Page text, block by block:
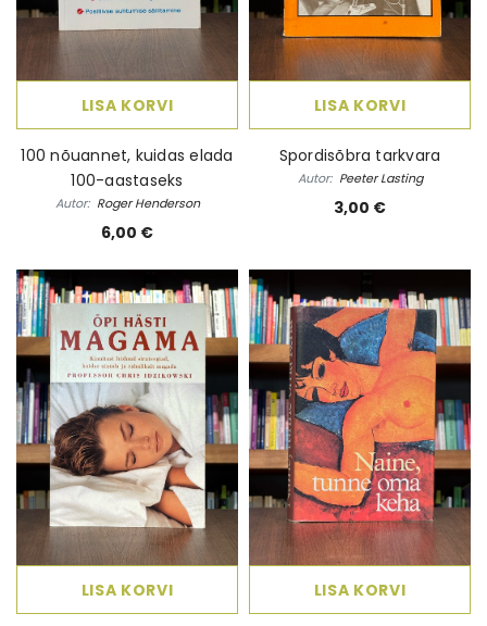
LISA KORVI
100 nõuannet, kuidas elada
100-aastaseks
Autor: Roger Henderson
6,00 €
LISA KORVI
Spordisõbra tarkvara
Autor: Peeter Lasting
3,00 €
LISA KORVI LISA KORVI